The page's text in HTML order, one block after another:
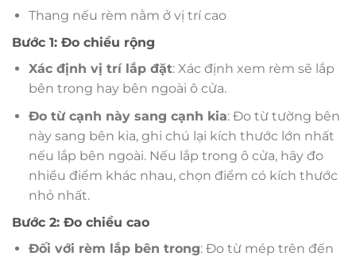
Thang nếu rèm nằm ở vị trí cao
Bước 1: Đo chiều rộng
Xác định vị trí lắp đặt: Xác định xem rèm sẽ lắp
bên trong hay bên ngoài ô cửa.
Đo từ cạnh này sang cạnh kia: Đo từ tường bên
này sang bên kia, ghi chú lại kích thước lớn nhất
nếu lắp bên ngoài. Nếu lắp trong ô cửa, hãy đo
nhiều điểm khác nhau, chọn điểm có kích thước
nhỏ nhất.
Bước 2: Đo chiều cao
Đối với rèm lắp bên trong: Đo từ mép trên đến